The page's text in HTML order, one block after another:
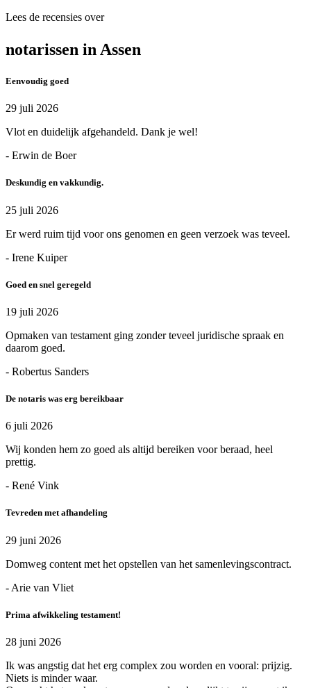
Lees de recensies over
notarissen in Assen
Eenvoudig goed
29 juli 2026
Vlot en duidelijk afgehandeld. Dank je wel!
- Erwin de Boer
Deskundig en vakkundig.
25 juli 2026
Er werd ruim tijd voor ons genomen en geen verzoek was teveel.
- Irene Kuiper
Goed en snel geregeld
19 juli 2026
Opmaken van testament ging zonder teveel juridische spraak en
daarom goed.
- Robertus Sanders
De notaris was erg bereikbaar
6 juli 2026
Wij konden hem zo goed als altijd bereiken voor beraad, heel
prettig.
- René Vink
Tevreden met afhandeling
29 juni 2026
Domweg content met het opstellen van het samenlevingscontract.
- Arie van Vliet
Prima afwikkeling testament!
28 juni 2026
Ik was angstig dat het erg complex zou worden en vooral: prijzig.
Niets is minder waar.